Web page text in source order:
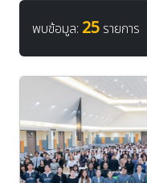
พบข้อมูล: 25 รายการ